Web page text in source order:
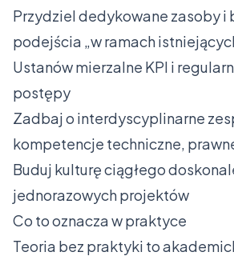
Przydziel dedykowane zasoby i
podejścia „w ramach
Ustanów mierzalne KPI i
postępy
Zadbaj o interdyscyplinarne
kompetencje techniczne,
Buduj kulturę ciągłego
jednorazowych projektów
Co to oznacza w praktyce
Teoria bez praktyki to